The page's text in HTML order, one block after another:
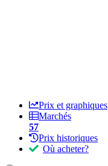
Prix et graphiques
Marchés
57
Prix historiques
Où acheter?